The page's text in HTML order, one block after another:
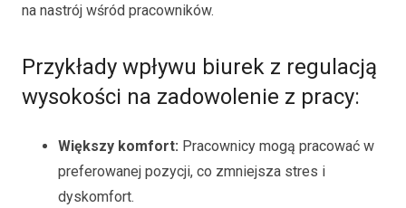
na nastrój wśród pracowników.
Przykłady wpływu biurek z regulacją
wysokości na zadowolenie z pracy:
Większy komfort: Pracownicy mogą pracować w
preferowanej pozycji, co zmniejsza stres i
dyskomfort.